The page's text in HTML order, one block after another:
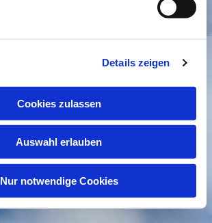
Details zeigen
Cookies zulassen
Auswahl erlauben
Nur notwendige Cookies